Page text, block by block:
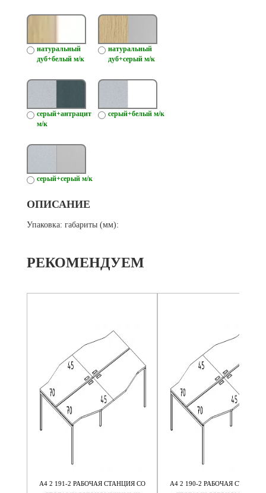
натуральный
дуб+белый м/к
натуральный
дуб+серый м/к
серый+антрацит
м/к
серый+белый м/к
серый+серый м/к
ОПИСАНИЕ
Упаковка: габариты (мм):
РЕКОМЕНДУЕМ
А4 2 191-2 РАБОЧАЯ СТАНЦИЯ СО
А4 2 190-2 РАБОЧАЯ